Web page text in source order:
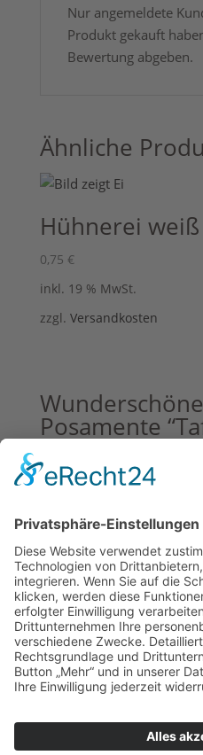
Nur angemeldete
Produkt gekauft
Bewertung abgeben.
Ähnliche
Hühnerei weiß
0,75 €
inkl. 19 % MwSt.
zzgl. Versandkosten
Posamente
15,00
inkl. 19 % MwSt.
zzgl.Versandkosten
antikem
Osterkarten-
17,95€
Versandkosten